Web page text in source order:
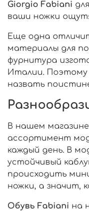
Giorgio Fabiani
ваши ножки
Еще одна
материалы для
фурнитура
Италии.
назвать
В нашем
ассортимент
каждый день. В
устойчивый
происходить
ножки, а значит,
Обувь Fabiani на